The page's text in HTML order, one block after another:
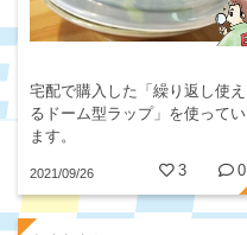
宅配で購入した「繰り返し使え
るドーム型ラップ」を使ってい
ます。
2021/09/26 3 0